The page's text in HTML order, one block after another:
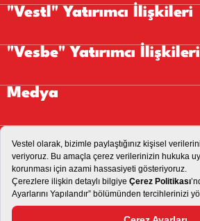
"Vestl" Yatırımcı İlişkileri
"Vesbe" Yatırımcı İlişkileri
Medya
İletişim